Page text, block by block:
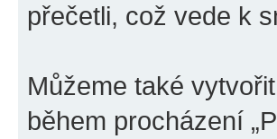
přečetli, což vede k
Můžeme také
během procházení